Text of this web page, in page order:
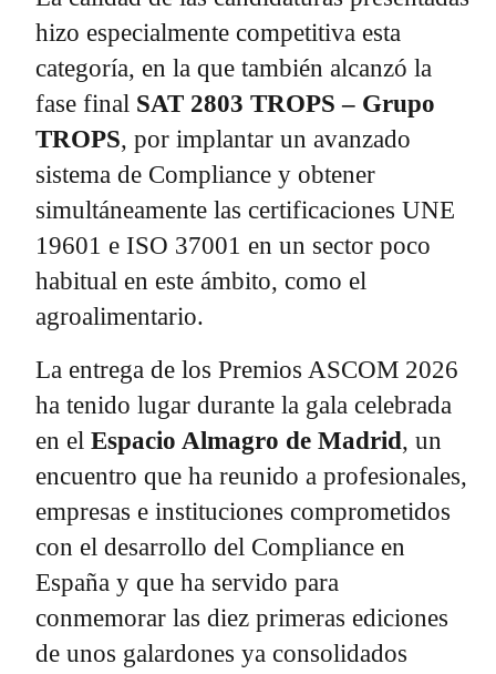
hizo especialmente competitiva esta
categoría, en la que también alcanzó la
fase final SAT 2803 TROPS – Grupo
TROPS, por implantar un avanzado
sistema de Compliance y obtener
simultáneamente las certificaciones UNE
19601 e ISO 37001 en un sector poco
habitual en este ámbito, como el
agroalimentario.
La entrega de los Premios ASCOM 2026
ha tenido lugar durante la gala celebrada
en el Espacio Almagro de Madrid, un
encuentro que ha reunido a profesionales,
empresas e instituciones comprometidos
con el desarrollo del Compliance en
España y que ha servido para
conmemorar las diez primeras ediciones
de unos galardones ya consolidados